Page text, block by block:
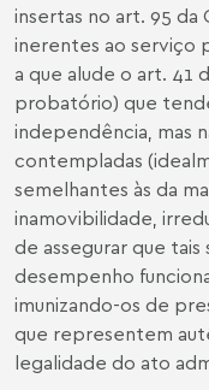
insertas no art. 95 da
inerentes ao serviço
a que alude o art. 41
probatório) que
independência, mas
contempladas
semelhantes às da
inamovibilidade,
de assegurar que tais
desempenho
imunizando-os de
que representem
legalidade do ato